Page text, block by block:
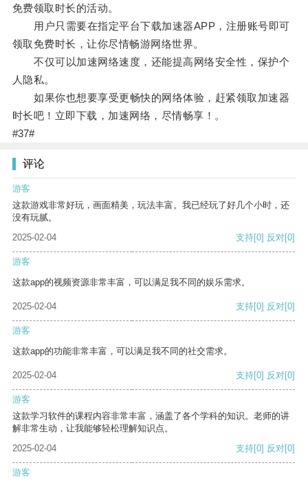
免费领取时长的活动。
用户只需要在指定平台下载加速器APP，注册账号即可
领取免费时长，让你尽情畅游网络世界。
不仅可以加速网络速度，还能提高网络安全性，保护个
人隐私。
如果你也想要享受更畅快的网络体验，赶紧领取加速器
时长吧！立即下载，加速网络，尽情畅享！。
#37#
评论
游客
这款游戏非常好玩，画面精美，玩法丰富。我已经玩了好几个小时，还
没有玩腻。
2025-02-04
支持[0] 反对[0]
游客
这款app的视频资源非常丰富，可以满足我不同的娱乐需求。
2025-02-04 支持[0] 反对[0]
游客
这款app的功能非常丰富，可以满足我不同的社交需求。
2025-02-04 支持[0] 反对[0]
游客
这款学习软件的课程内容非常丰富，涵盖了各个学科的知识。老师的讲
解非常生动，让我能够轻松理解知识点。
2025-02-04
支持[0] 反对[0]
游客